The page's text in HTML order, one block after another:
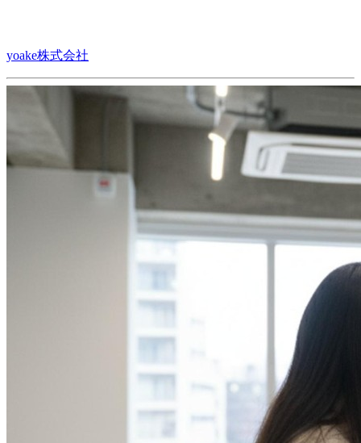
yoake株式会社